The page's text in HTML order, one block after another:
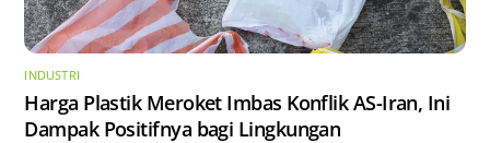
INDUSTRI
Harga Plastik Meroket Imbas Konflik AS-Iran, Ini
Dampak Positifnya bagi Lingkungan